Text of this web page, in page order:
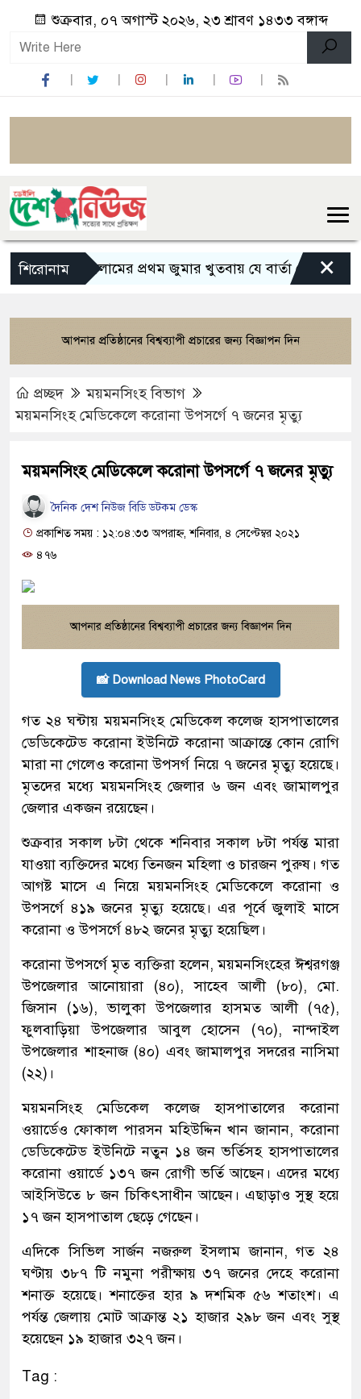
শুক্রবার, ০৭ অগাস্ট ২০২৬, ২৩ শ্রাবণ ১৪৩৩ বঙ্গাব্দ
শিরোনামইসলামের প্রথম জুমার খুতবায় যে বার্তা দেন মহানবী
×
প্রচ্ছদ
ময়মনসিংহ বিভাগ
ময়মনসিংহ মেডিকেলে করোনা উপসর্গে ৭ জনের মৃত্যু
ময়মনসিংহ মেডিকেলে করোনা উপসর্গে ৭ জনের মৃত্যু
দৈনিক দেশ নিউজ বিডি ডটকম ডেস্ক
প্রকাশিত সময় : ১২:০৪:৩৩ অপরাহ্ন, শনিবার, ৪ সেপ্টেম্বর ২০২১
৪৭৬
📸 Download News PhotoCard
গত ২৪ ঘন্টায় ময়মনসিংহ মেডিকেল কলেজ হাসপাতালের
ডেডিকেটেড করোনা ইউনিটে করোনা আক্রান্তে কোন রোগি
মারা না গেলেও করোনা উপসর্গ নিয়ে ৭ জনের মৃত্যু হয়েছে।
মৃতদের মধ্যে ময়মনসিংহ জেলার ৬ জন এবং জামালপুর
জেলার একজন রয়েছেন।
শুক্রবার সকাল ৮টা থেকে শনিবার সকাল ৮টা পর্যন্ত মারা
যাওয়া ব্যক্তিদের মধ্যে তিনজন মহিলা ও চারজন পুরুষ। গত
আগষ্ট মাসে এ নিয়ে ময়মনসিংহ মেডিকেলে করোনা ও
উপসর্গে ৪১৯ জনের মৃত্যু হয়েছে। এর পূর্বে জুলাই মাসে
করোনা ও উপসর্গে ৪৮২ জনের মৃত্যু হয়েছিল।
করোনা উপসর্গে মৃত ব্যক্তিরা হলেন, ময়মনসিংহের ঈশ্বরগঞ্জ
উপজেলার আনোয়ারা (৪০), সাহেব আলী (৮০), মো.
জিসান (১৬), ভালুকা উপজেলার হাসমত আলী (৭৫),
ফুলবাড়িয়া উপজেলার আবুল হোসেন (৭০), নান্দাইল
উপজেলার শাহনাজ (৪০) এবং জামালপুর সদরের নাসিমা
(২২)।
ময়মনসিংহ মেডিকেল কলেজ হাসপাতালের করোনা
ওয়ার্ডেও ফোকাল পারসন মহিউদ্দিন খান জানান, করোনা
ডেডিকেটেড ইউনিটে নতুন ১৪ জন ভর্তিসহ হাসপাতালের
করোনা ওয়ার্ডে ১৩৭ জন রোগী ভর্তি আছেন। এদের মধ্যে
আইসিউতে ৮ জন চিকিৎসাধীন আছেন। এছাড়াও সুস্থ হয়ে
১৭ জন হাসপাতাল ছেড়ে গেছেন।
এদিকে সিভিল সার্জন নজরুল ইসলাম জানান, গত ২৪
ঘণ্টায় ৩৮৭ টি নমুনা পরীক্ষায় ৩৭ জনের দেহে করোনা
শনাক্ত হয়েছে। শনাক্তের হার ৯ দশমিক ৫৬ শতাংশ। এ
পর্যন্ত জেলায় মোট আক্রান্ত ২১ হাজার ২৯৮ জন এবং সুস্থ
হয়েছেন ১৯ হাজার ৩২৭ জন।
Tag :